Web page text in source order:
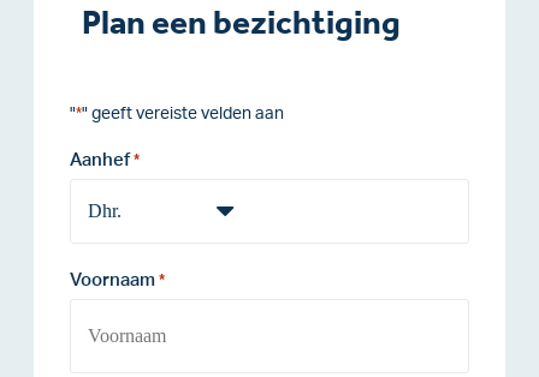
Plan een bezichtiging
"*" geeft vereiste velden aan
Aanhef *
Voornaam *